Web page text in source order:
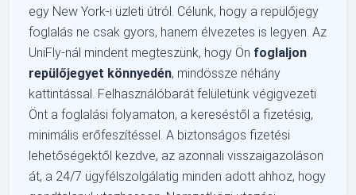
egy New York-i üzleti útról. Célunk, hogy a repülőjegy
foglalás ne csak gyors, hanem élvezetes is legyen. Az
UniFly-nál mindent megteszünk, hogy Ön foglaljon
repülőjegyet könnyedén, mindössze néhány
kattintással. Felhasználóbarát felületünk végigvezeti
Önt a foglalási folyamaton, a kereséstől a fizetésig,
minimális erőfeszítéssel. A biztonságos fizetési
lehetőségektől kezdve, az azonnali visszaigazoláson
át, a 24/7 ügyfélszolgálatig minden adott ahhoz, hogy